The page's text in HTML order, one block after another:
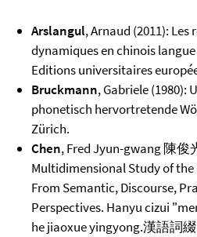
Arslangul, Arnaud (2011):
dynamiques en chinois
Editions universitaires
Bruckmann, Gabriele (1980):
phonetisch hervortretende
Zürich.
Chen, Fred Jyun-gwang 陳俊
Multidimensional Study of the
From Semantic, Discourse,
Perspectives. Hanyu cizui
he jiaoxue yingyong.漢語詞